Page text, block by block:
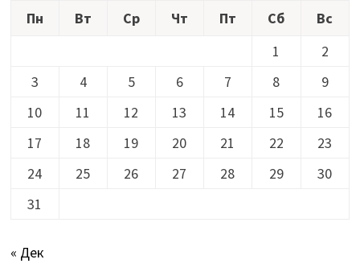
Пн Вт Ср Чт Пт Сб
Вс
1
2
3
4 5 6 7 8
9
10
11 12 13 14 15
16
17
18 19 20 21 22
23
24
25 26 27 28 29
30
31
« Дек